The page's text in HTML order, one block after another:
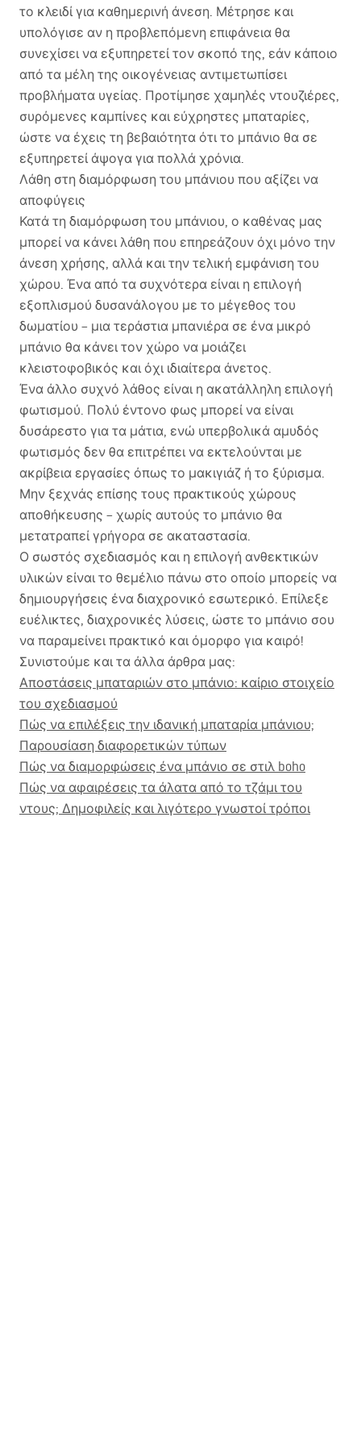
το κλειδί για καθημερινή άνεση. Μέτρησε και
υπολόγισε αν η προβλεπόμενη επιφάνεια θα
συνεχίσει να εξυπηρετεί τον σκοπό της, εάν κάποιο
από τα μέλη της οικογένειας αντιμετωπίσει
προβλήματα υγείας. Προτίμησε χαμηλές ντουζιέρες,
συρόμενες καμπίνες και εύχρηστες μπαταρίες,
ώστε να έχεις τη βεβαιότητα ότι το μπάνιο θα σε
εξυπηρετεί άψογα για πολλά χρόνια.
Λάθη στη διαμόρφωση του μπάνιου που αξίζει να
αποφύγεις
Κατά τη διαμόρφωση του μπάνιου, ο καθένας μας
μπορεί να κάνει λάθη που επηρεάζουν όχι μόνο την
άνεση χρήσης, αλλά και την τελική εμφάνιση του
χώρου. Ένα από τα συχνότερα είναι η επιλογή
εξοπλισμού δυσανάλογου με το μέγεθος του
δωματίου – μια τεράστια μπανιέρα σε ένα μικρό
μπάνιο θα κάνει τον χώρο να μοιάζει
κλειστοφοβικός και όχι ιδιαίτερα άνετος.
Ένα άλλο συχνό λάθος είναι η ακατάλληλη επιλογή
φωτισμού. Πολύ έντονο φως μπορεί να είναι
δυσάρεστο για τα μάτια, ενώ υπερβολικά αμυδός
φωτισμός δεν θα επιτρέπει να εκτελούνται με
ακρίβεια εργασίες όπως το μακιγιάζ ή το ξύρισμα.
Μην ξεχνάς επίσης τους πρακτικούς χώρους
αποθήκευσης – χωρίς αυτούς το μπάνιο θα
μετατραπεί γρήγορα σε ακαταστασία.
Ο σωστός σχεδιασμός και η επιλογή ανθεκτικών
υλικών είναι το θεμέλιο πάνω στο οποίο μπορείς να
δημιουργήσεις ένα διαχρονικό εσωτερικό. Επίλεξε
ευέλικτες, διαχρονικές λύσεις, ώστε το μπάνιο σου
να παραμείνει πρακτικό και όμορφο για καιρό!
Συνιστούμε και τα άλλα άρθρα μας:
Αποστάσεις μπαταριών στο μπάνιο: καίριο στοιχείο
του σχεδιασμού
Πώς να επιλέξεις την ιδανική μπαταρία μπάνιου;
Παρουσίαση διαφορετικών τύπων
Πώς να διαμορφώσεις ένα μπάνιο σε στιλ boho
Πώς να αφαιρέσεις τα άλατα από το τζάμι του
ντους; Δημοφιλείς και λιγότερο γνωστοί τρόποι